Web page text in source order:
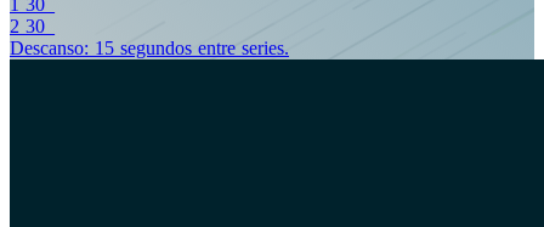
2 30_
Descanso: 15 segundos entre series.